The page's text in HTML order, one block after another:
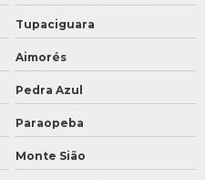
Tupaciguara
Aimorés
Pedra Azul
Paraopeba
Monte Sião